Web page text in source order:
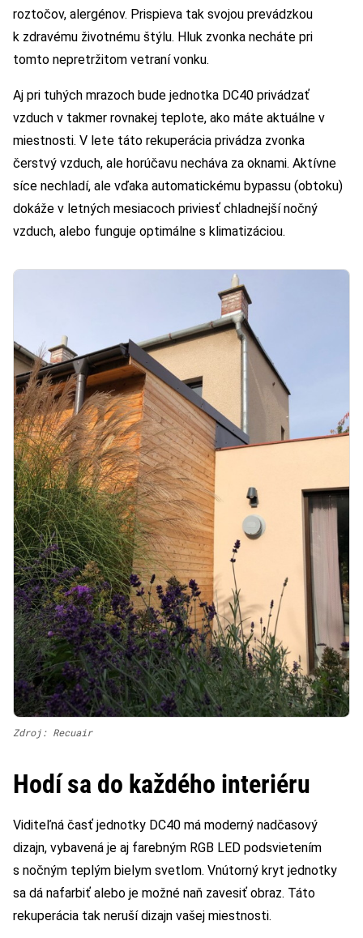
roztočov, alergénov. Prispieva tak svojou prevádzkou
k zdravému životnému štýlu. Hluk zvonka necháte pri
tomto nepretržitom vetraní vonku.
Aj pri tuhých mrazoch bude jednotka DC40 privádzať
vzduch v takmer rovnakej teplote, ako máte aktuálne v
miestnosti. V lete táto rekuperácia privádza zvonka
čerstvý vzduch, ale horúčavu necháva za oknami. Aktívne
síce nechladí, ale vďaka automatickému bypassu (obtoku)
dokáže v letných mesiacoch priviesť chladnejší nočný
vzduch, alebo funguje optimálne s klimatizáciou.
Zdroj: Recuair
Hodí sa do každého interiéru
Viditeľná časť jednotky DC40 má moderný nadčasový
dizajn, vybavená je aj farebným RGB LED podsvietením
s nočným teplým bielym svetlom. Vnútorný kryt jednotky
sa dá nafarbiť alebo je možné naň zavesiť obraz. Táto
rekuperácia tak neruší dizajn vašej miestnosti.